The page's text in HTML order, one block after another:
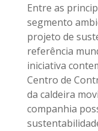
Entre as
segmento
projeto de
referência
iniciativa
Centro de
da caldeira
companhia